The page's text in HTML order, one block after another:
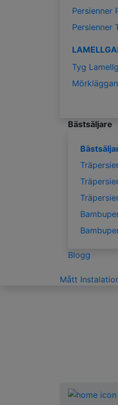
Persienner
Persienner
Tyg
Bästsäljare
Blogg
Mått